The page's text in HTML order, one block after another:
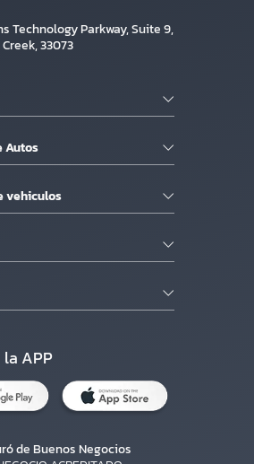
Technology Parkway, Suite 9,
33073
Autos
vehiculos
la APP
de Buenos Negocios